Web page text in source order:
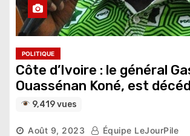
POLITIQUE
Côte d’Ivoire : le général
Ouassénan Koné, est
9,419 vues
Août 9, 2023 Équipe LeJourPile